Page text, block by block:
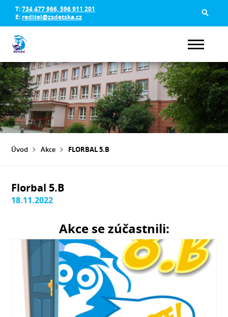
T:734 477 966, 596 911 201
E: reditel@zsdetska.cz
Úvod Akce FLORBAL 5.B
Florbal 5.B
18.11.2022
Akce se zúčastnili: